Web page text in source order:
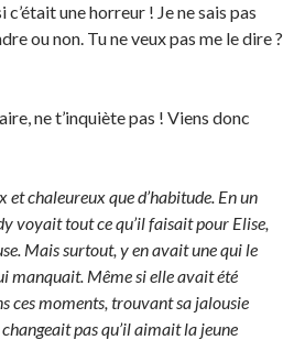
c’était une horreur ! Je ne sais pas
ou non. Tu ne veux pas me le dire ?
ne t’inquiète pas ! Viens donc
chaleureux que d’habitude. En un
voyait tout ce qu’il faisait pour Elise,
Mais surtout, y en avait une qui le
manquait. Même si elle avait été
ces moments, trouvant sa jalousie
pas qu’il aimait la jeune